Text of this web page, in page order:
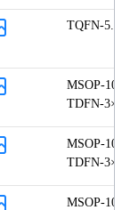
TQFN-
MSOP-10
TDFN-
MSOP-10
TDFN-
MSOP-10